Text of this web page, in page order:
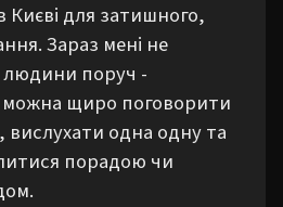
для затишного,
Зараз мені не
людини поруч -
щиро поговорити
вислухати одна одну та
порадою чи